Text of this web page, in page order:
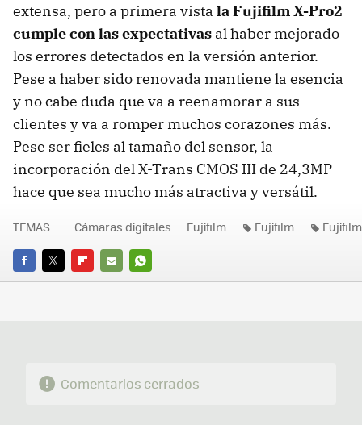
extensa, pero a primera vista la Fujifilm X-Pro2
cumple con las expectativas al haber mejorado
los errores detectados en la versión anterior.
Pese a haber sido renovada mantiene la esencia
y no cabe duda que va a reenamorar a sus
clientes y va a romper muchos corazones más.
Pese ser fieles al tamaño del sensor, la
incorporación del X-Trans CMOS III de 24,3MP
hace que sea mucho más atractiva y versátil.
FACEBOOK
TWITTERFLIPBOARD
E-
WHATSAPP
TEMAS Cámaras digitales Fujifilm Fujifilm
Comentarios cerrados